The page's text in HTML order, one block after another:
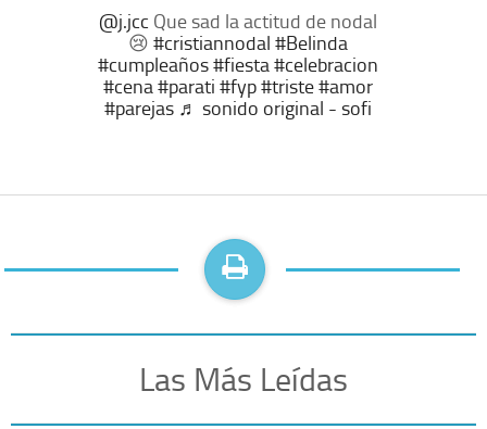
@j.jcc Que sad la actitud de nodal
😢 #cristiannodal #Belinda
#cumpleaños#fiesta#celebracion
#cena#parati #fyp#triste#amor
#parejas ♬ sonido original - sofi
Las Más Leídas